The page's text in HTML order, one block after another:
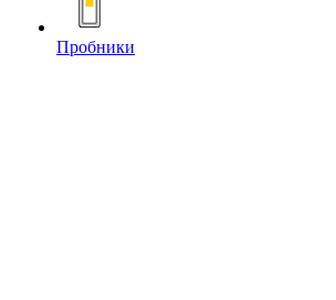
Пробники